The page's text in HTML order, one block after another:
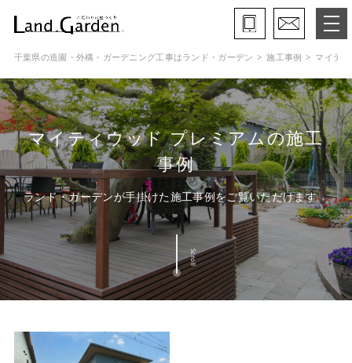
ランド・ガーデンとは
モデルガーデン
施工事例
保証と約束・ご理解いただきたい事
施工の流れ
よくある質問
店舗案内
千葉県の造園・外構・ガーデニング工事はランド・ガーデン 施工事例 マイテ
マイティウッド プレミアムの施工
事例
ランド・ガーデンが手掛けた施工事例をご覧いただけます
Scroll